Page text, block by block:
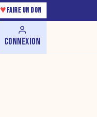
♥ FAIRE UN DON
CONNEXION